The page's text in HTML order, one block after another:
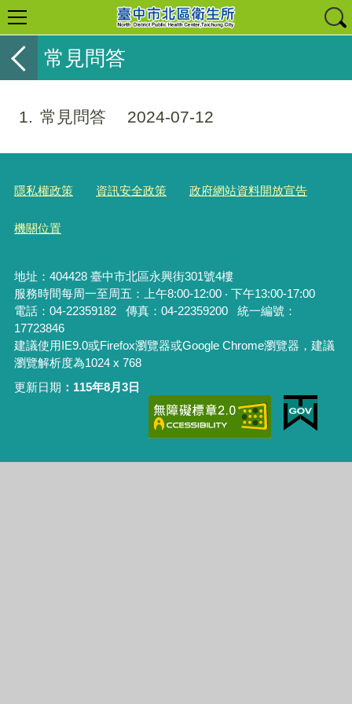
常見問答
1 常見問答 2024-07-12
隱私權政策 資訊安全政策 政府網站資料開放宣告
機關位置
地址：404428 臺中市北區永興街301號4樓
服務時間每周一至周五：上午8:00-12:00 ‧ 下午13:00-17:00
電話：04-22359182 傳真：04-22359200 統一編號：
17723846
建議使用IE9.0或Firefox瀏覽器或Google Chrome瀏覽器，建議
瀏覽解析度為1024 x 768
更新日期
115年8月3日